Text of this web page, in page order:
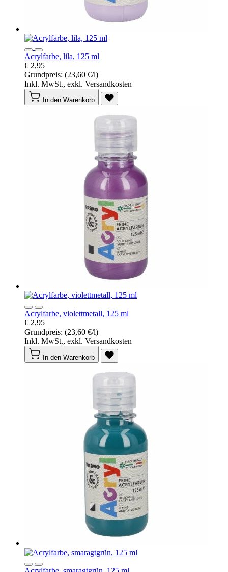
Acrylfarbe, lila, 125 ml
€ 2,95
Grundpreis: (23,60 €/l)
Inkl. MwSt., exkl. Versandkosten
In den Warenkorb
Acrylfarbe, violettmetall, 125 ml
€ 2,95
Grundpreis: (23,60 €/l)
Inkl. MwSt., exkl. Versandkosten
In den Warenkorb